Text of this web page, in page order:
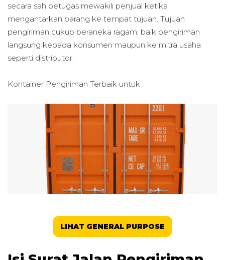
secara sah petugas mewakili penjual ketika
mengantarkan barang ke tempat tujuan. Tujuan
pengiriman cukup beraneka ragam, baik pengiriman
langsung kepada konsumen maupun ke mitra usaha
seperti distributor.
Kontainer Pengiriman Terbaik untuk
LIHAT GENERAL PURPOSE